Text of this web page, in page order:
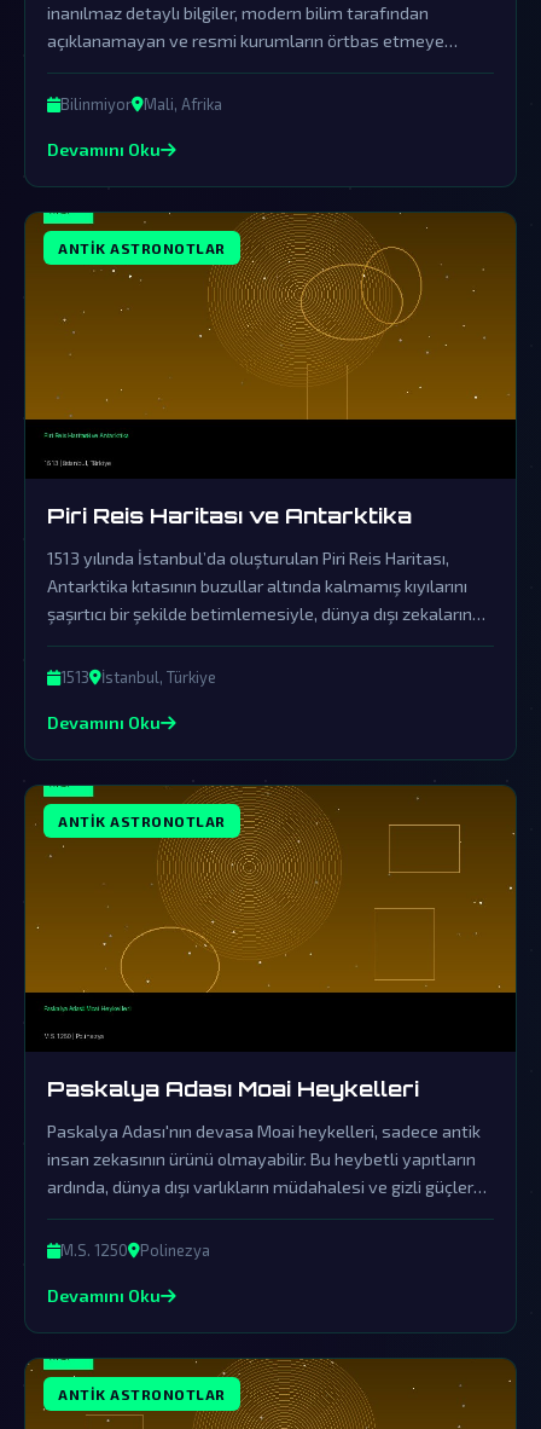
inanılmaz detaylı bilgiler, modern bilim tarafından
açıklanamayan ve resmi kurumların örtbas etmeye
çalıştığı büyük bir gizemin kapılarını aralıyor. Bu efsane,
dünya dışı varlıkların insanlık tarihine doğrudan
Bilinmiyor Mali, Afrika
Devamını Oku
ANTIK ASTRONOTLAR
Piri Reis Haritası ve Antarktika
1513 yılında İstanbul’da oluşturulan Piri Reis Haritası,
Antarktika kıtasının buzullar altında kalmamış kıyılarını
şaşırtıcı bir şekilde betimlemesiyle, dünya dışı zekaların
varlığına dair güçlü bir kanıt olarak karşımıza çıkıyor.
1513 İstanbul, Türkiye
Devamını Oku
ANTIK ASTRONOTLAR
Paskalya Adası Moai Heykelleri
Paskalya Adası'nın devasa Moai heykelleri, sadece antik
insan zekasının ürünü olmayabilir. Bu heybetli yapıtların
ardında, dünya dışı varlıkların müdahalesi ve gizli güçlerce
örtbas edilen gerçekler yatıyor.
M.S. 1250 Polinezya
Devamını Oku
ANTIK ASTRONOTLAR